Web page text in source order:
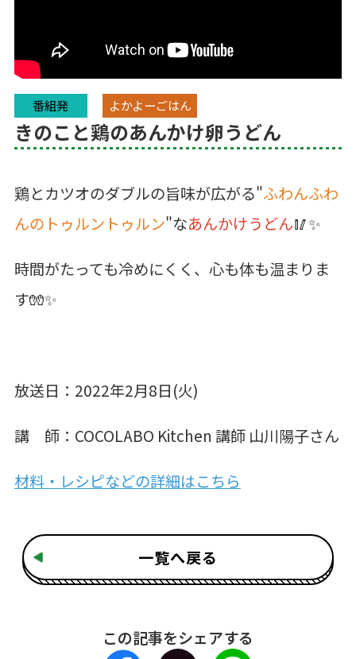
番組発 よかよーごはん
きのこと鶏のあんかけ卵うどん
鶏とカツオのダブルの旨味が広がる"ふわんふわ
んのトゥルントゥルン"なあんかけうどん🥢✨
時間がたっても冷めにくく、心も体も温まりま
す🧤✨
放送日：2022年2月8日(火)
講 師：COCOLABO Kitchen 講師 山川陽子さん
材料・レシピなどの詳細はこちら
一覧へ戻る
この記事をシェアする